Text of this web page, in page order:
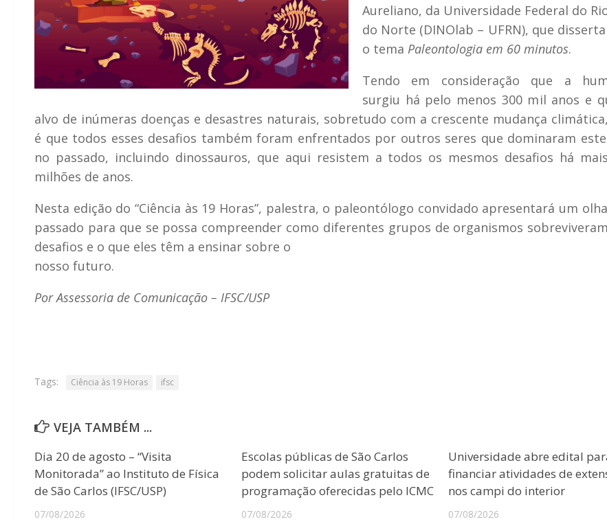
Aureliano, da Universidade Federal do
do Norte (DINOlab – UFRN), que
o tema Paleontologia em 60 minutos.
Tendo em consideração que a
surgiu há pelo menos 300 mil anos e
alvo de inúmeras doenças e desastres naturais, sobretudo com a crescente mudança
é que todos esses desafios também foram enfrentados por outros seres que dominaram
no passado, incluindo dinossauros, que aqui resistem a todos os mesmos desafios há
milhões de anos.
Nesta edição do “Ciência às 19 Horas”, palestra, o paleontólogo convidado apresentará um
passado para que se possa compreender como diferentes grupos de organismos
desafios e o que eles têm a ensinar sobre o
nosso futuro.
Por Assessoria de Comunicação – IFSC/USP
Tags: Ciência às 19 Horas ifsc
VEJA TAMBÉM ...
Dia 20 de agosto – “Visita
Monitorada” ao Instituto de Física
de São Carlos (IFSC/USP)
07/08/2026
Escolas públicas de São Carlos
podem solicitar aulas gratuitas de
programação oferecidas pelo ICMC
07/08/2026
Universidade abre edital
financiar atividades de
nos campi do interior
07/08/2026